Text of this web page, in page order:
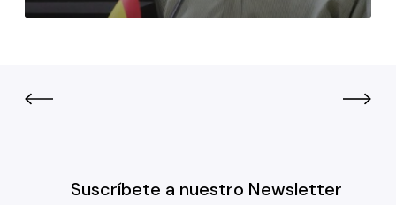
Suscríbete a nuestro Newsletter